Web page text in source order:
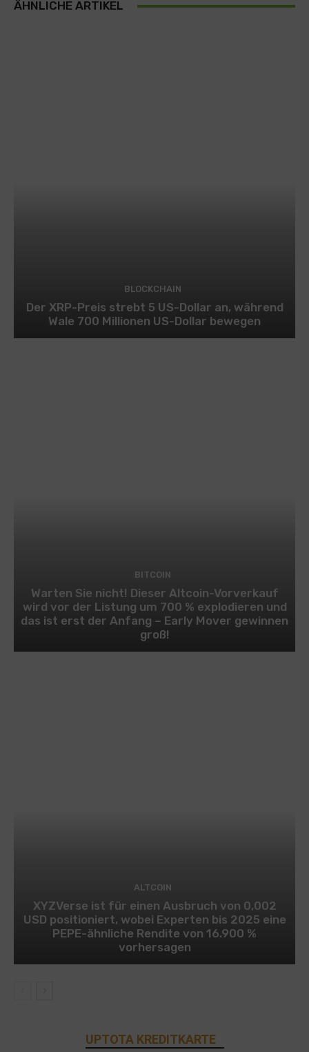
ÄHNLICHE ARTIKEL
BLOCKCHAIN
Der XRP-Preis strebt 5 US-Dollar an, während
Wale 700 Millionen US-Dollar bewegen
BITCOIN
Warten Sie nicht! Dieser Altcoin-Vorverkauf
wird vor der Listung um 700 % explodieren und
das ist erst der Anfang – Early Mover gewinnen
groß!
ALTCOIN
XYZVerse ist für einen Ausbruch von 0,002
USD positioniert, wobei Experten bis 2025 eine
PEPE-ähnliche Rendite von 16.900 %
vorhersagen
UPTOTA KREDITKARTE